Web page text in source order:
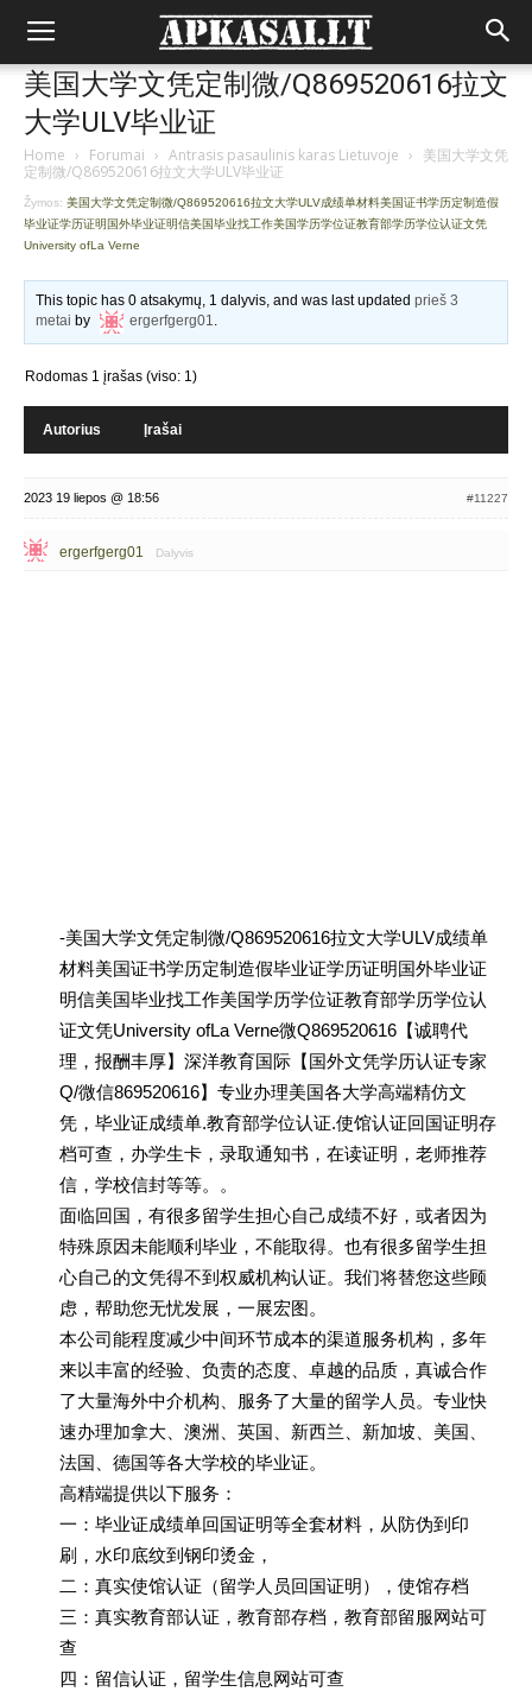
美国大学文凭定制微/Q869520616拉文
大学ULV毕业证
Home › Forumai › Antrasis pasaulinis karas Lietuvoje › 美国大学文凭
定制微/Q869520616拉文大学ULV毕业证
Žymos: 美国大学文凭定制微/Q869520616拉文大学ULV成绩单材料美国证书学历定制造假
毕业证学历证明国外毕业证明信美国毕业找工作美国学历学位证教育部学历学位认证文凭
University ofLa Verne
This topic has 0 atsakymų, 1 dalyvis, and was last updatedprieš 3
metai by ergerfgerg01.
Rodomas 1 įrašas (viso: 1)
Autorius Įrašai
2023 19 liepos @ 18:56 #11227
ergerfgerg01 Dalyvis
-美国大学文凭定制微/Q869520616拉文大学ULV成绩单
材料美国证书学历定制造假毕业证学历证明国外毕业证
明信美国毕业找工作美国学历学位证教育部学历学位认
证文凭University ofLa Verne微Q869520616【诚聘代
理，报酬丰厚】深洋教育国际【国外文凭学历认证专家
Q/微信869520616】专业办理美国各大学高端精仿文
凭，毕业证成绩单.教育部学位认证.使馆认证回国证明存
档可查，办学生卡，录取通知书，在读证明，老师推荐
信，学校信封等等。。
面临回国，有很多留学生担心自己成绩不好，或者因为
特殊原因未能顺利毕业，不能取得。也有很多留学生担
心自己的文凭得不到权威机构认证。我们将替您这些顾
虑，帮助您无忧发展，一展宏图。
本公司能程度减少中间环节成本的渠道服务机构，多年
来以丰富的经验、负责的态度、卓越的品质，真诚合作
了大量海外中介机构、服务了大量的留学人员。专业快
速办理加拿大、澳洲、英国、新西兰、新加坡、美国、
法国、德国等各大学校的毕业证。
高精端提供以下服务：
一：毕业证成绩单回国证明等全套材料，从防伪到印
刷，水印底纹到钢印烫金，
二：真实使馆认证（留学人员回国证明），使馆存档
三：真实教育部认证，教育部存档，教育部留服网站可
查
四：留信认证，留学生信息网站可查